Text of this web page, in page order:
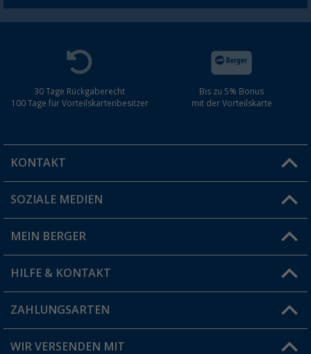
30 Tage Rückgaberecht
100 Tage für Vorteilskartenbesitzer
Bis zu 5% Bonus
mit der Vorteilskarte
KONTAKT
Du hast eine Frage?
Filiale finden
SOZIALE MEDIEN
MEIN BERGER
Vorteilskarte
Blog
HILFE & KONTAKT
FAQ & Kontakt
Versandinformationen
ZAHLUNGSARTEN
WIR VERSENDEN MIT